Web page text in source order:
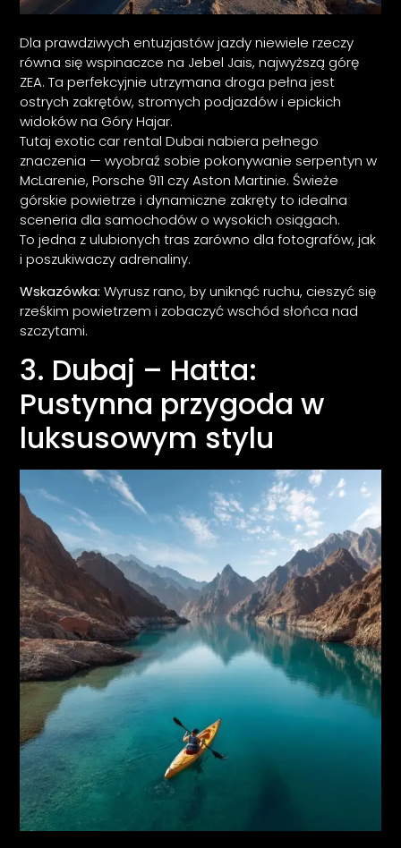
Dla prawdziwych entuzjastów jazdy niewiele rzeczy
równa się wspinaczce na Jebel Jais, najwyższą górę
ZEA. Ta perfekcyjnie utrzymana droga pełna jest
ostrych zakrętów, stromych podjazdów i epickich
widoków na Góry Hajar.
Tutaj exotic car rental Dubai nabiera pełnego
znaczenia — wyobraź sobie pokonywanie serpentyn w
McLarenie, Porsche 911 czy Aston Martinie. Świeże
górskie powietrze i dynamiczne zakręty to idealna
sceneria dla samochodów o wysokich osiągach.
To jedna z ulubionych tras zarówno dla fotografów, jak
i poszukiwaczy adrenaliny.
Wskazówka: Wyrusz rano, by uniknąć ruchu, cieszyć się
rześkim powietrzem i zobaczyć wschód słońca nad
szczytami.
3. Dubaj – Hatta:
Pustynna przygoda w
luksusowym stylu